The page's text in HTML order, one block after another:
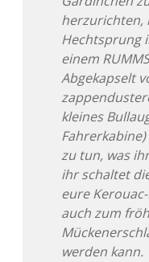
herzurichten,
Hechtsprung
einem
Abgekapselt
kleines
zu tun, was
ihr schaltet
eure
auch zum
werden kann.